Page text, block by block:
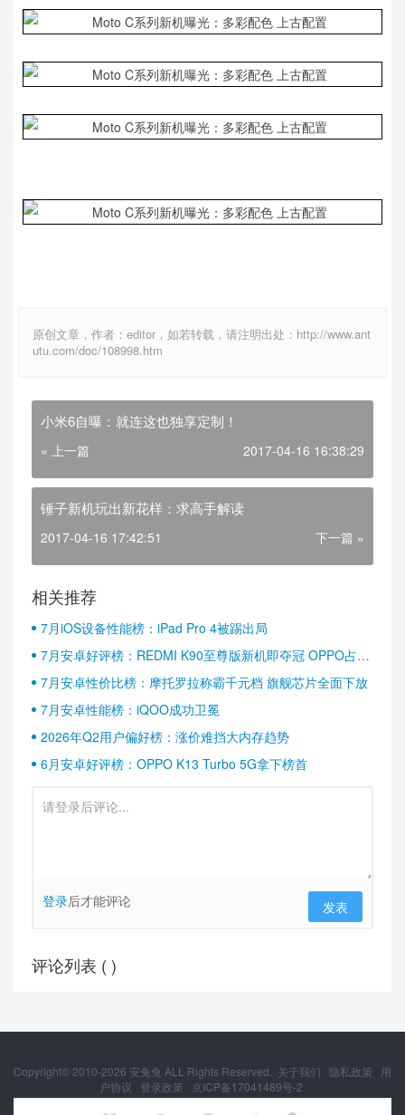
原创文章，作者：editor，如若转载，请注明出处：http://www.ant
utu.com/doc/108998.htm
小米6自曝：就连这也独享定制！
« 上一篇 2017-04-16 16:38:29
锤子新机玩出新花样：求高手解读
2017-04-16 17:42:51 下一篇 »
相关推荐
7月iOS设备性能榜：iPad Pro 4被踢出局
7月安卓好评榜：REDMI K90至尊版新机即夺冠 OPPO占据
半壁江山
7月安卓性价比榜：摩托罗拉称霸千元档 旗舰芯片全面下放
7月安卓性能榜：iQOO成功卫冕
2026年Q2用户偏好榜：涨价难挡大内存趋势
6月安卓好评榜：OPPO K13 Turbo 5G拿下榜首
登录后才能评论 发表
评论列表 ( )
Copyright© 2010-2026 安兔兔 ALL Rights Reserved. 关于我们 隐私政策
用
户协议
登录政策
京ICP备17041489号-2
京公网安备 11010502054377号